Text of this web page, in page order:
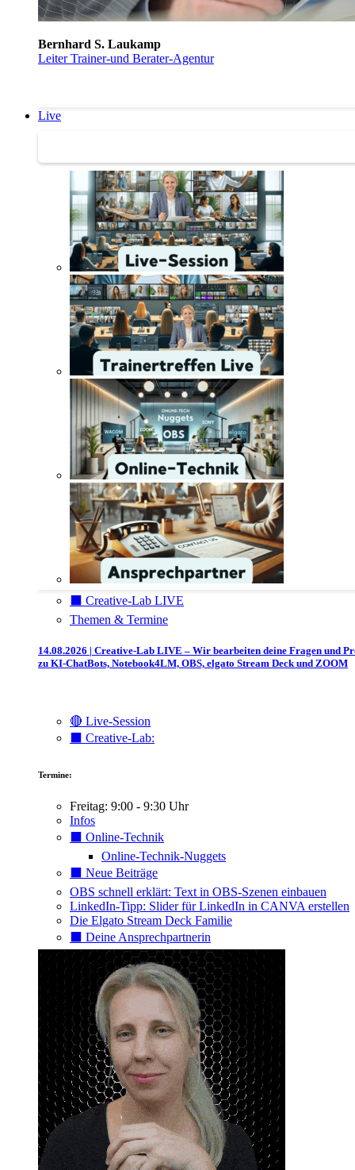
Bernhard S. Laukamp
Leiter Trainer-und Berater-Agentur
Live
⬛️ Creative-Lab LIVE
Themen & Termine
14.08.2026 | Creative-Lab LIVE – Wir bearbeiten deine Fragen und
zu KI-ChatBots, Notebook4LM, OBS, elgato Stream Deck und ZOOM
🔴 Live-Session
⬛️ Creative-Lab:
Termine:
Freitag: 9:00 - 9:30 Uhr
Infos
⬛️ Online-Technik
Online-Technik-Nuggets
⬛️ Neue Beiträge
OBS schnell erklärt: Text in OBS-Szenen einbauen
LinkedIn-Tipp: Slider für LinkedIn in CANVA erstellen
Die Elgato Stream Deck Familie
⬛️ Deine Ansprechpartnerin